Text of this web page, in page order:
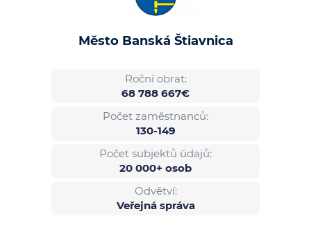
Město Banská Štiavnica
Roční obrat:
68 788 667€
Počet zaměstnanců:
130-149
Počet subjektů údajů:
20 000+ osob
Odvětví:
Veřejná správa